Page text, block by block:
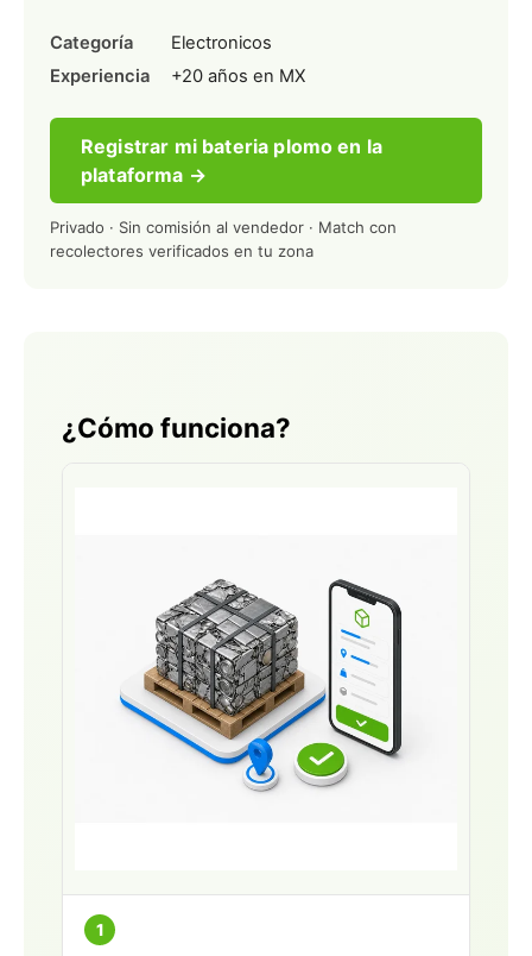
Categoría
Electronicos
Experiencia
+20 años en MX
Registrar mi bateria plomo en la
plataforma →
Privado · Sin comisión al vendedor · Match con
recolectores verificados en tu zona
¿Cómo funciona?
1